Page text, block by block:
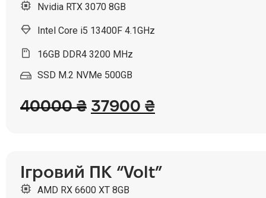
Nvidia RTX 3070 8GB
Intel Core i5 13400F 4.1GHz
16GB DDR4 3200 MHz
SSD M.2 NVMe 500GB
40000₴ 37900 ₴
Ігровий ПК “Volt”
AMD RX 6600 XT 8GB